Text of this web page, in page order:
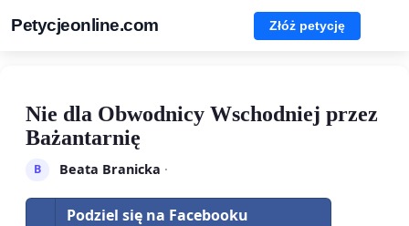
Petycjeonline.com Złóż petycję
Nie dla Obwodnicy Wschodniej przez
Bażantarnię
B Beata Branicka ·
Podziel się na Facebooku